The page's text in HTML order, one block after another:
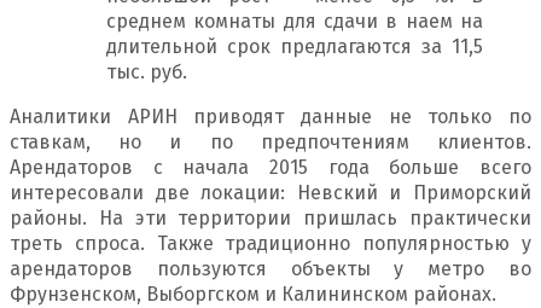
среднем комнаты для сдачи в наем на
длительной срок предлагаются за 11,5
тыс. руб.
Аналитики АРИН приводят данные не только по
ставкам, но и по предпочтениям клиентов.
Арендаторов с начала 2015 года больше всего
интересовали две локации: Невский и Приморский
районы. На эти территории пришлась практически
треть спроса. Также традиционно популярностью у
арендаторов пользуются объекты у метро во
Фрунзенском, Выборгском и Калининском районах.